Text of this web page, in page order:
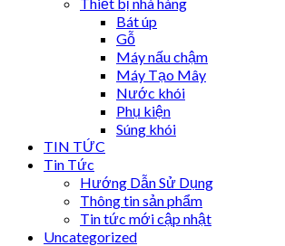
Bát úp
Gỗ
Máy nấu chậm
Máy Tạo Mây
Nước khói
Phụ kiện
Súng khói
TIN TỨC
Tin Tức
Hướng Dẫn Sử Dụng
Thông tin sản phẩm
Tin tức mới cập nhật
Uncategorized